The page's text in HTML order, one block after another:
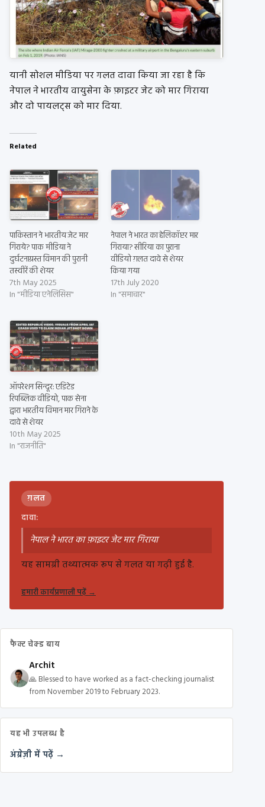
यानी सोशल मीडिया पर गलत दावा किया जा रहा है कि
नेपाल ने भारतीय वायुसेना के फ़ाइटर जेट को मार गिराया
और दो पायलट्स को मार दिया.
Related
पाकिस्तान ने भारतीय जेट मार
गिराये? पाक मीडिया ने
दुर्घटनाग्रस्त विमान की पुरानी
तस्वीरें की शेयर
7th May 2025
In "मीडिया एनेलिसिस"
नेपाल ने भारत का हेलिकॉप्टर मार
गिराया? सीरिया का पुराना
वीडियो ग़लत दावे से शेयर
किया गया
17th July 2020
In "समाचार"
ऑपरेशन सिन्दूर: एडिटेड
रिपब्लिक वीडियो, पाक सेना
द्वारा भारतीय विमान मार गिराने के
दावे से शेयर
10th May 2025
In "राजनीति"
ग़लत
दावा:
नेपाल ने भारत का फ़ाइटर जेट मार गिराया
यह सामग्री तथ्यात्मक रूप से गलत या गढ़ी हुई है.
हमारी कार्यप्रणाली पढ़ें→
फैक्ट चेक्ड बाय
Archit
🙏 Blessed to have worked as a fact-checking journalist
from November 2019 to February 2023.
यह भी उपलब्ध है
अंग्रेज़ी में पढ़ें →